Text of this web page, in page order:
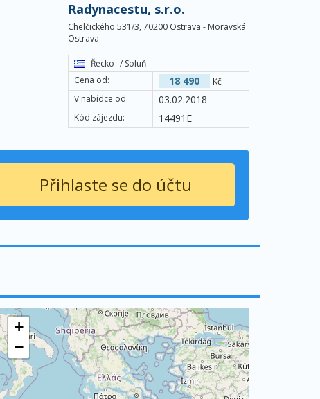
Radynacestu, s.r.o.
Chelčického 531/3, 70200 Ostrava - Moravská
Ostrava
Řecko / Soluň
Cena od:
18 490 Kč
V nabídce od: 03.02.2018
Kód zájezdu: 14491E
Přihlaste se do účtu
+
−